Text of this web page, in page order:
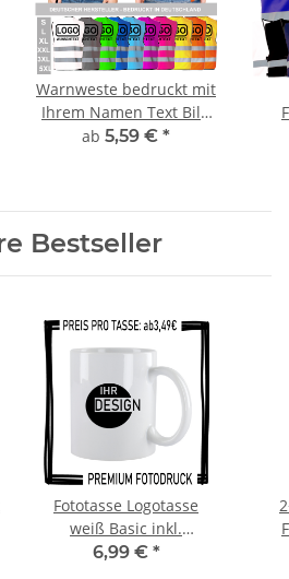
Warnweste bedruckt mit
Ihrem Namen Text Bild
Logo viele Größen und
ab 5,59 € *
Bestseller
Fototasse Logotasse
weiß Basic inkl.
Aufdruck
6,99 € *